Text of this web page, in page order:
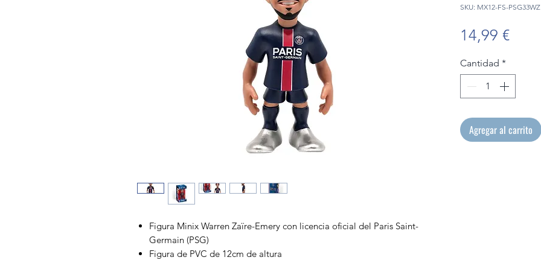
Figura Minix Warren Zaïre-Emery con licencia oficial del Paris Saint-
Germain (PSG)
Figura de PVC de 12cm de altura
SKU: MX12-FS-
14,99 €
Cantidad *
Agregar al carrito